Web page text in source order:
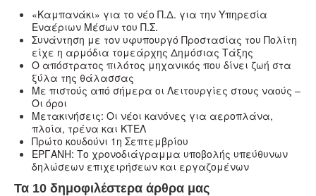
«Καμπανάκι» για το νέο Π.Δ. για την Υπηρεσία
Εναέριων Μέσων του Π.Σ.
Συνάντηση με τον υφυπουργό Προστασίας του Πολίτη
είχε η αρμόδια τομεάρχης Δημόσιας Τάξης
Ο απόστρατος πιλότος μηχανικός που δίνει ζωή στα
ξύλα της θάλασσας
Με πιστούς από σήμερα οι Λειτουργίες στους ναούς –
Oι όροι
Μετακινήσεις: Οι νέοι κανόνες για αεροπλάνα,
πλοία, τρένα και ΚΤΕΛ
Πρώτο κουδούνι 1η Σεπτεμβρίου
ΕΡΓΑΝΗ: Το χρονοδιάγραμμα υποβολής υπεύθυνων
δηλώσεων επιχειρήσεων και εργαζομένων
Τα 10 δημοφιλέστερα άρθρα μας